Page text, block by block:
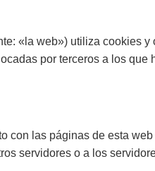
«la web») utiliza cookies
por terceros a los
con las páginas de esta
servidores o a los